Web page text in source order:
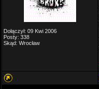
Dołączył: 09 Kwi 2006
Posty: 338
Skąd: Wrocław